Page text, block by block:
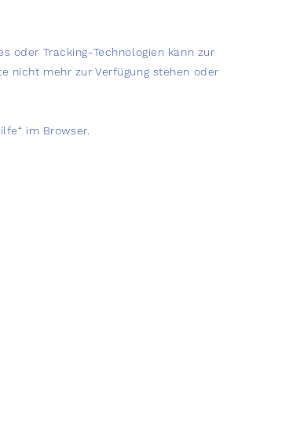
oder Tracking-Technologien kann zur
nicht mehr zur Verfügung stehen oder
im Browser.